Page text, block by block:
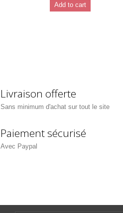
Add to cart
Livraison offerte
Sans minimum d'achat sur tout le site
Paiement sécurisé
Avec Paypal